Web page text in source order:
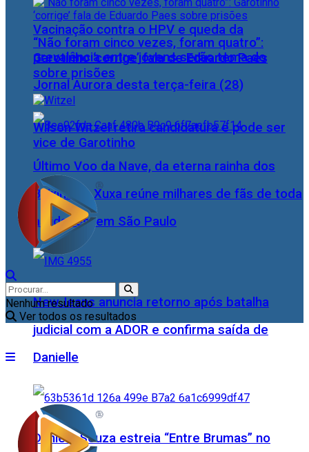
Vacinação contra o HPV e queda da
prevalência entre jovens serão tema do
Jornal Aurora desta terça-feira (28)
Último Voo da Nave, da eterna rainha dos
Baixinhos, Xuxa reúne milhares de fãs de toda
as idades, em São Paulo
NewJeans anuncia retorno após batalha
judicial com a ADOR e confirma saída de
Danielle
Daniele Souza estreia “Entre Brumas” no
“Não foram cinco vezes, foram quatro”:
Garotinho ‘corrige’ fala de Eduardo Paes
sobre prisões
Wilson Witzel retira candidatura e pode ser
vice de Garotinho
Nenhum resultado
Ver todos os resultados